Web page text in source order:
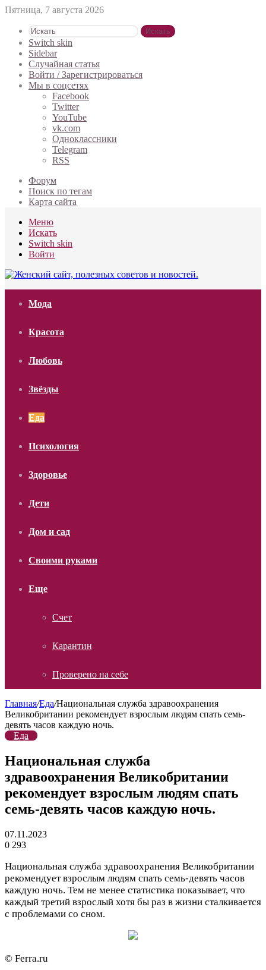
Пятница, 7 августа 2026
Искать
Switch skin
Sidebar
Случайная статья
Войти / Зарегистрироваться
Мы в соцсетях
Facebook
Twitter
YouTube
vk.com
Одноклассники
Telegram
RSS
Форум
Поиск по тегам
Карта сайта
Меню
Искать
Switch skin
Войти
Мода
Красота
Любовь
Звёзды
Еда
Психология
Здоровье
Дети
Дом и сад
Своими руками
Еще
Счет
Карантин
Проверено на себе
Главная/Еда/Национальная служба здравоохранения
Великобритании рекомендует взрослым людям спать семь-
девять часов каждую ночь.
Еда
Национальная служба
здравоохранения Великобритании
рекомендует взрослым людям спать
семь-девять часов каждую ночь.
07.11.2023
0 293
Национальная служба здравоохранения Великобритании
рекомендует взрослым людям спать семь-девять часов
каждую ночь. Тем не менее статистика показывает, что
каждый третий взрослый хотя бы раз в жизни сталкивается
с проблемами со сном.
© Ferra.ru